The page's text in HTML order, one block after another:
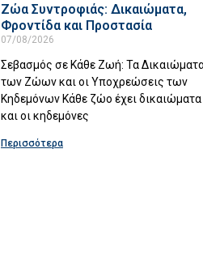
Ζώα Συντροφιάς: Δικαιώματα,
Φροντίδα και Προστασία
07/08/2026
Σεβασμός σε Κάθε Ζωή: Τα
των Ζώων και οι Υποχρεώσεις των
Κηδεμόνων Κάθε ζώο έχει δικαιώματα
και οι κηδεμόνες
Περισσότερα